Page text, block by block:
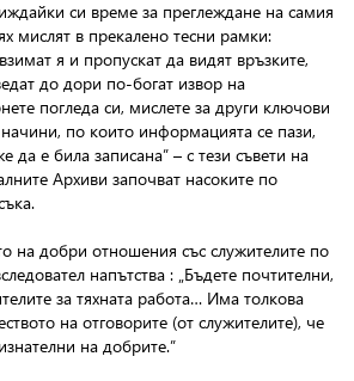
си време за преглеждане на самия
мислят в прекалено тесни рамки:
я и пропускат да видят връзките,
до дори по-богат извор на
погледа си, мислете за други ключови
по които информацията се пази,
да е била записана” – с тези съвети на
Архиви започват насоките по
на добри отношения със служителите по
напътства : „Бъдете почтителни,
за тяхната работа… Има толкова
на отговорите (от служителите), че
на добрите.”